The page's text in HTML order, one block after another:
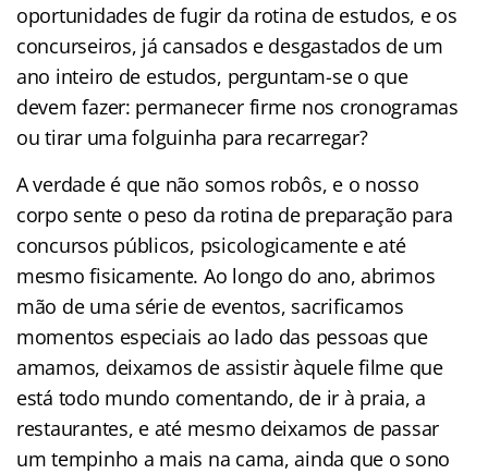
oportunidades de fugir da rotina de estudos, e os
concurseiros, já cansados e desgastados de um
ano inteiro de estudos, perguntam-se o que
devem fazer: permanecer firme nos cronogramas
ou tirar uma folguinha para recarregar?
A verdade é que não somos robôs, e o nosso
corpo sente o peso da rotina de preparação para
concursos públicos, psicologicamente e até
mesmo fisicamente. Ao longo do ano, abrimos
mão de uma série de eventos, sacrificamos
momentos especiais ao lado das pessoas que
amamos, deixamos de assistir àquele filme que
está todo mundo comentando, de ir à praia, a
restaurantes, e até mesmo deixamos de passar
um tempinho a mais na cama, ainda que o sono